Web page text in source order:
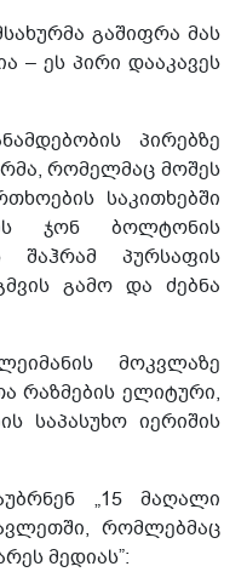
გაშიფრა მას
– ეს პირი დააკავეს
პირებზე
რომელმაც მოშეს
საკითხებში
ჯონ ბოლტონის
შაჰრამ პურსაფის
გამო და ძებნა
მოკვლაზე
რაზმების ელიტური,
საპასუხო იერიშის
„15 მაღალი
რომლებმაც
მედიას”: